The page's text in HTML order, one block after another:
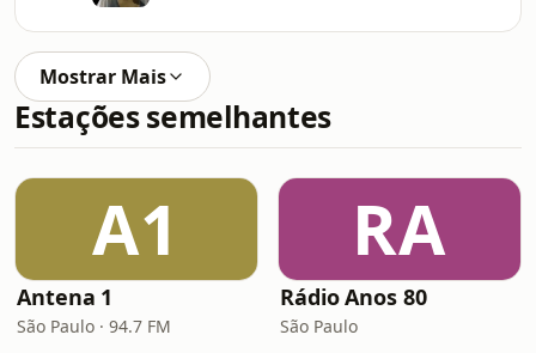
Mostrar Mais
Estações semelhantes
A1
Antena 1
São Paulo · 94.7 FM
RA
Rádio Anos 80
São Paulo